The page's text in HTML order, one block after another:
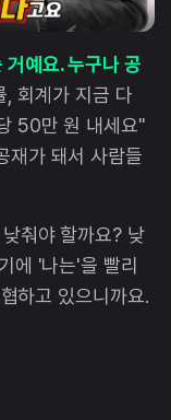
예요. 누구나 공
, 회계가 지금 다
50만 원 내세요"
재가 돼서 사람들
춰야 할까요? 낮
에 '나는'을 빨리
하고 있으니까요.